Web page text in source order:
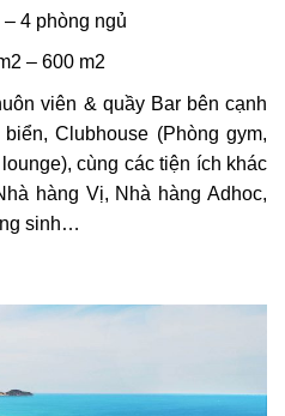
4 phòng ngủ
– 600 m2
viên & quầy Bar bên cạnh
Clubhouse (Phòng gym,
cùng các tiện ích khác
hàng Vị, Nhà hàng Adhoc,
sinh…